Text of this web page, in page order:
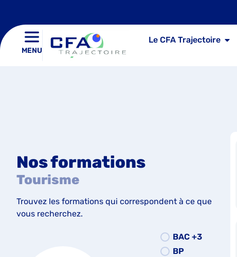
MENU
Le CFA Trajectoire
Nos formations
Tourisme
Trouvez les formations qui correspondent à ce que
vous recherchez.
BAC +3
BP